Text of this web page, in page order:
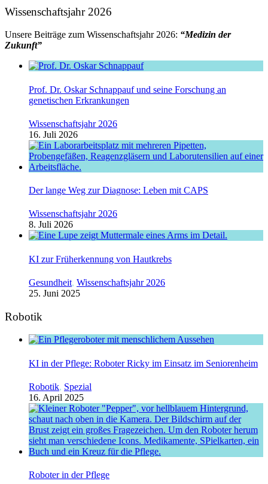
Wissenschaftsjahr 2026
Unsere Beiträge zum Wissenschaftsjahr 2026: “Medizin der
Zukunft”
Prof. Dr. Oskar Schnappauf und seine Forschung an
genetischen Erkrankungen
Wissenschaftsjahr 2026
16. Juli 2026
Der lange Weg zur Diagnose: Leben mit CAPS
Wissenschaftsjahr 2026
8. Juli 2026
KI zur Früherkennung von Hautkrebs
Gesundheit, Wissenschaftsjahr 2026
25. Juni 2025
Robotik
KI in der Pflege: Roboter Ricky im Einsatz im Seniorenheim
Robotik, Spezial
16. April 2025
Roboter in der Pflege